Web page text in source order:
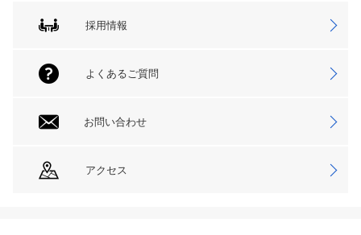
採用情報
よくあるご質問
お問い合わせ
アクセス